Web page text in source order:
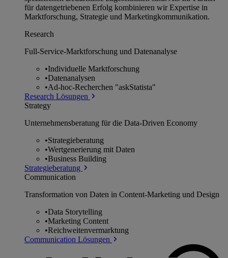
für datengetriebenen Erfolg kombinieren wir Expertise in
Marktforschung, Strategie und Marketingkommunikation.
Research
Full-Service-Marktforschung und Datenanalyse
•Individuelle Marktforschung
•Datenanalysen
•Ad-hoc-Recherchen "askStatista"
Research Lösungen
Strategy
Unternehmens­beratung für die Data-Driven Economy
•Strategieberatung
•Wertgenerierung mit Daten
•Business Building
Strategieberatung
Communication
Transformation von Daten in Content-Marketing und Design
•Data Storytelling
•Marketing Content
•Reichweitenvermarktung
Communication Lösungen